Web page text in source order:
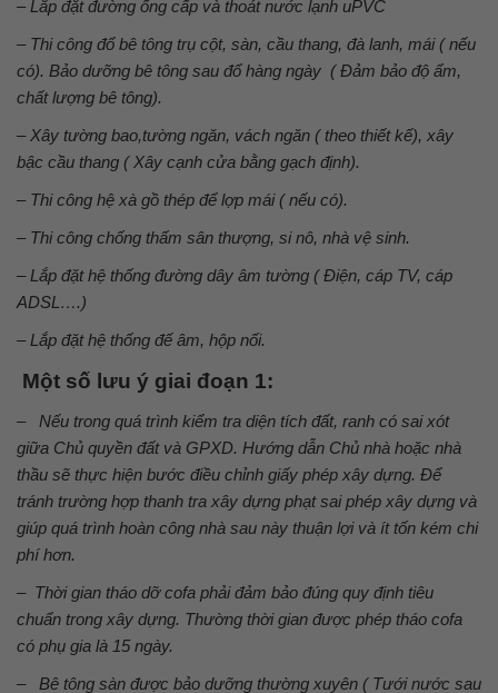
– Lắp đặt đường ống cấp và thoát nước lạnh uPVC
– Thi công đổ bê tông trụ cột, sàn, cầu thang, đà lanh, mái ( nếu
có). Bảo dưỡng bê tông sau đổ hàng ngày ( Đảm bảo độ ẩm,
chất lượng bê tông).
– Xây tường bao,tường ngăn, vách ngăn ( theo thiết kế), xây
bậc cầu thang ( Xây cạnh cửa bằng gạch định).
– Thi công hệ xà gồ thép để lợp mái ( nếu có).
– Thi công chống thấm sân thượng, si nô, nhà vệ sinh.
– Lắp đặt hệ thống đường dây âm tường ( Điện, cáp TV, cáp
ADSL….)
– Lắp đặt hệ thống đế âm, hộp nối.
Một số lưu ý giai đoạn 1:
– Nếu trong quá trình kiểm tra diện tích đất, ranh có sai xót
giữa Chủ quyền đất và GPXD. Hướng dẫn Chủ nhà hoặc nhà
thầu sẽ thực hiện bước điều chỉnh giấy phép xây dựng. Để
tránh trường hợp thanh tra xây dựng phạt sai phép xây dựng và
giúp quá trình hoàn công nhà sau này thuận lợi và ít tốn kém chi
phí hơn.
– Thời gian tháo dỡ cofa phải đảm bảo đúng quy định tiêu
chuẩn trong xây dựng. Thường thời gian được phép tháo cofa
có phụ gia là 15 ngày.
– Bê tông sàn được bảo dưỡng thường xuyên ( Tưới nước sau